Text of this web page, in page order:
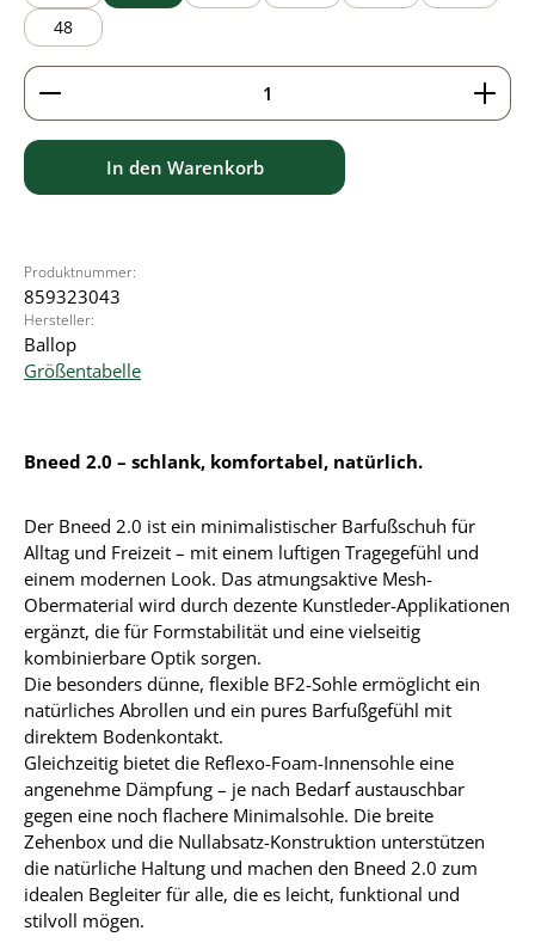
48
Produkt Anzahl: Gib den gewünschten Wert ein
In den Warenkorb
Produktnummer:
859323043
Hersteller:
Ballop
Größentabelle
Bneed 2.0 – schlank, komfortabel, natürlich.
Der Bneed 2.0 ist ein minimalistischer Barfußschuh für
Alltag und Freizeit – mit einem luftigen Tragegefühl und
einem modernen Look. Das atmungsaktive Mesh-
Obermaterial wird durch dezente Kunstleder-Applikationen
ergänzt, die für Formstabilität und eine vielseitig
kombinierbare Optik sorgen.
Die besonders dünne, flexible BF2-Sohle ermöglicht ein
natürliches Abrollen und ein pures Barfußgefühl mit
direktem Bodenkontakt.
Gleichzeitig bietet die Reflexo-Foam-Innensohle eine
angenehme Dämpfung – je nach Bedarf austauschbar
gegen eine noch flachere Minimalsohle. Die breite
Zehenbox und die Nullabsatz-Konstruktion unterstützen
die natürliche Haltung und machen den Bneed 2.0 zum
idealen Begleiter für alle, die es leicht, funktional und
stilvoll mögen.